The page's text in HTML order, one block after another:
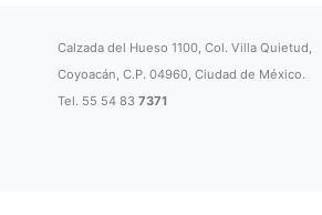
Calzada del Hueso 1100, Col. Villa Quietud,
Coyoacán, C.P. 04960, Ciudad de México.
Tel. 55 54 837371